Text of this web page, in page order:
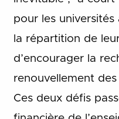
pour les
la répartition de
d’encourager la
renouvellement
Ces deux défis